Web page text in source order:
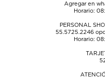
Agregar en
Horario:
PERSONAL
55.5725.2246
Horario: